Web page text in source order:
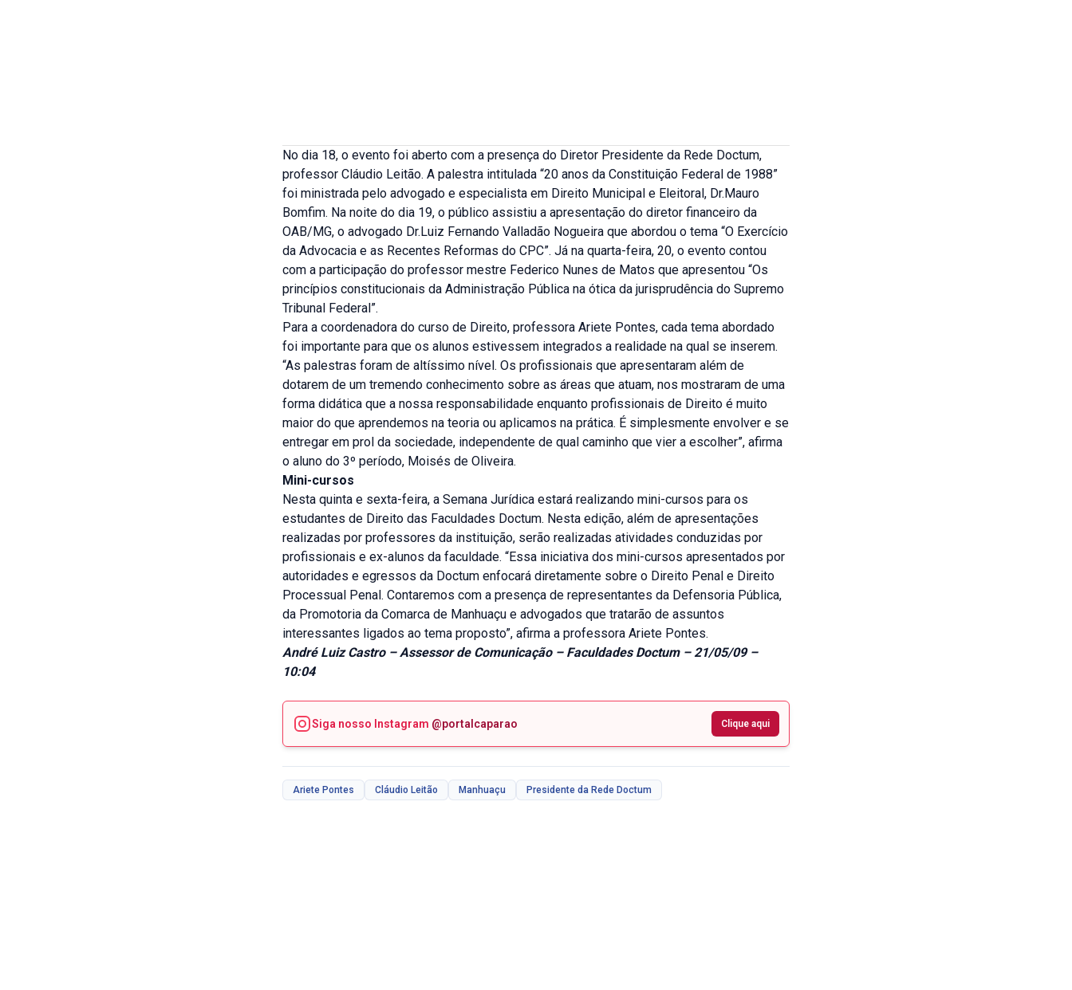
No dia 18, o evento foi aberto com a presença do Diretor Presidente da Rede Doctum,
professor Cláudio Leitão. A palestra intitulada “20 anos da Constituição Federal de 1988”
foi ministrada pelo advogado e especialista em Direito Municipal e Eleitoral, Dr.Mauro
Bomfim. Na noite do dia 19, o público assistiu a apresentação do diretor financeiro da
OAB/MG, o advogado Dr.Luiz Fernando Valladão Nogueira que abordou o tema “O Exercício
da Advocacia e as Recentes Reformas do CPC”. Já na quarta-feira, 20, o evento contou
com a participação do professor mestre Federico Nunes de Matos que apresentou “Os
princípios constitucionais da Administração Pública na ótica da jurisprudência do Supremo
Tribunal Federal”.
Para a coordenadora do curso de Direito, professora Ariete Pontes, cada tema abordado
foi importante para que os alunos estivessem integrados a realidade na qual se inserem.
“As palestras foram de altíssimo nível. Os profissionais que apresentaram além de
dotarem de um tremendo conhecimento sobre as áreas que atuam, nos mostraram de uma
forma didática que a nossa responsabilidade enquanto profissionais de Direito é muito
maior do que aprendemos na teoria ou aplicamos na prática. É simplesmente envolver e se
entregar em prol da sociedade, independente de qual caminho que vier a escolher”, afirma
o aluno do 3º período, Moisés de Oliveira.
Mini-cursos
Nesta quinta e sexta-feira, a Semana Jurídica estará realizando mini-cursos para os
estudantes de Direito das Faculdades Doctum. Nesta edição, além de apresentações
realizadas por professores da instituição, serão realizadas atividades conduzidas por
profissionais e ex-alunos da faculdade. “Essa iniciativa dos mini-cursos apresentados por
autoridades e egressos da Doctum enfocará diretamente sobre o Direito Penal e Direito
Processual Penal. Contaremos com a presença de representantes da Defensoria Pública,
da Promotoria da Comarca de Manhuaçu e advogados que tratarão de assuntos
interessantes ligados ao tema proposto”, afirma a professora Ariete Pontes.
André Luiz Castro – Assessor de Comunicação – Faculdades Doctum – 21/05/09 –
10:04
Siga nosso Instagram @portalcaparao Clique aqui
Ariete Pontes Cláudio Leitão Manhuaçu Presidente da Rede Doctum